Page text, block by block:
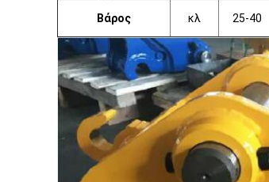
Βάρος κλ 25-40